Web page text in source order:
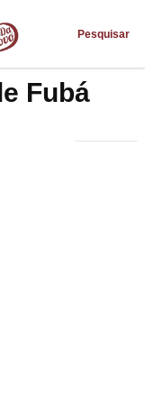
Pesquisar
Fubá